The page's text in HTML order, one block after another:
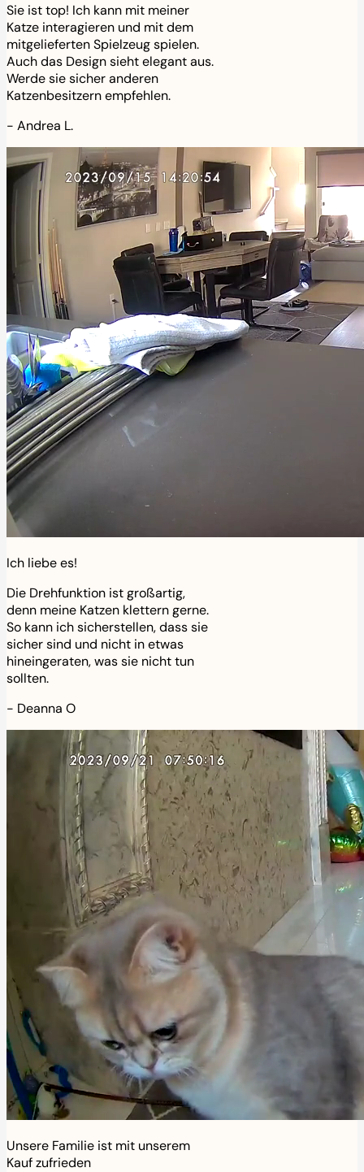
Sie ist top! Ich kann mit meiner
Katze interagieren und mit dem
mitgelieferten Spielzeug spielen.
Auch das Design sieht elegant aus.
Werde sie sicher anderen
Katzenbesitzern empfehlen.
- Andrea L.
Ich liebe es!
Die Drehfunktion ist großartig,
denn meine Katzen klettern gerne.
So kann ich sicherstellen, dass sie
sicher sind und nicht in etwas
hineingeraten, was sie nicht tun
sollten.
- Deanna O
Unsere Familie ist mit unserem
Kauf zufrieden